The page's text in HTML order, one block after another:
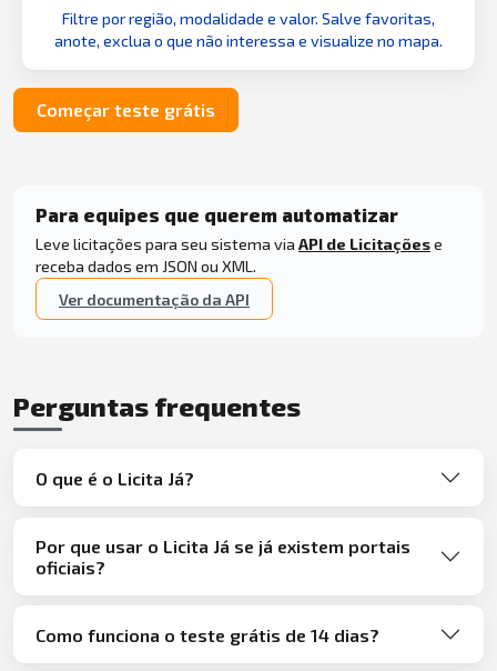
Filtre por região, modalidade e valor. Salve favoritas,
anote, exclua o que não interessa e visualize no mapa.
Começar teste grátis
Para equipes que querem automatizar
Leve licitações para seu sistema via API de Licitaçõese
receba dados em JSON ou XML.
Ver documentação da API
Perguntas frequentes
O que é o Licita Já?
Por que usar o Licita Já se já existem portais
oficiais?
Como funciona o teste grátis de 14 dias?